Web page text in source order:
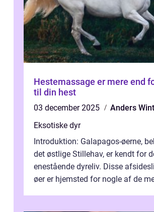
Hestemassage er mere end
til din hest
03 december 2025
Anders
Eksotiske dyr
Introduktion: Galapagos-øerne,
det østlige Stillehav, er kendt for
enestående dyreliv. Disse
øer er hjemsted for nogle af de